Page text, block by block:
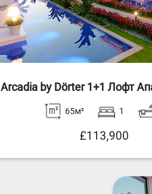
Arcadia by Dörter 1+1 Лофт
65м² 1
£113,900